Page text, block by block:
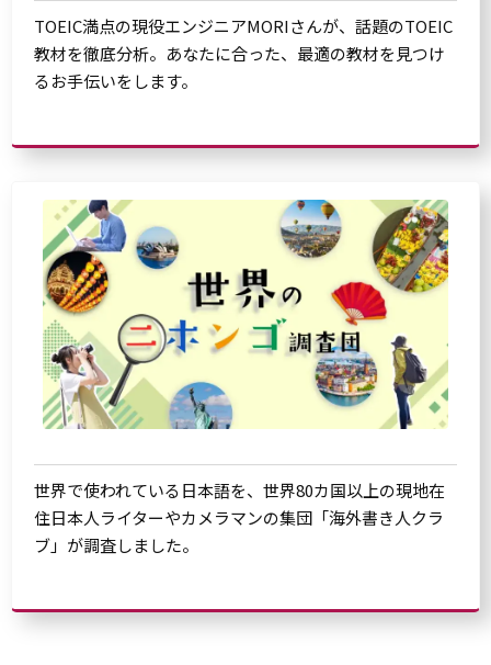
TOEIC満点の現役エンジニアMORIさんが、話題のTOEIC
教材を徹底分析。あなたに合った、最適の教材を見つけ
るお手伝いをします。
世界で使われている日本語を、世界80カ国以上の現地在
住日本人ライターやカメラマンの集団「海外書き人クラ
ブ」が調査しました。